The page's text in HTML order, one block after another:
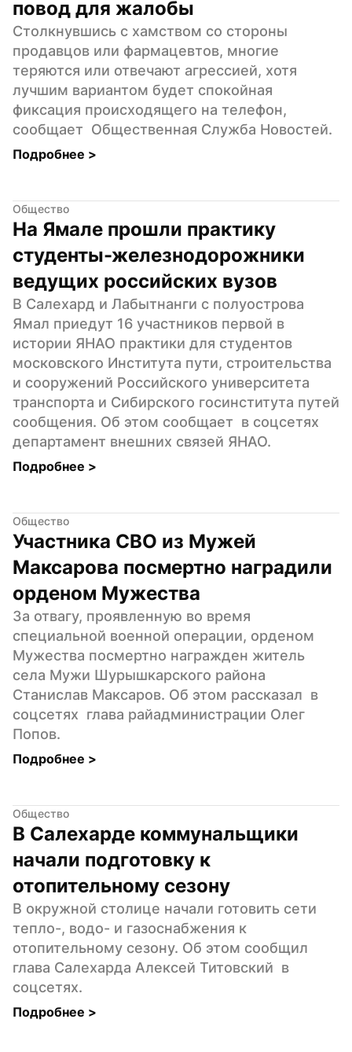
повод для жалобы
Столкнувшись с хамством со стороны
продавцов или фармацевтов, многие
теряются или отвечают агрессией, хотя
лучшим вариантом будет спокойная
фиксация происходящего на телефон,
сообщает  Общественная Служба Новостей.
Подробнее >
Общество
На Ямале прошли практику
студенты-железнодорожники
ведущих российских вузов
В Салехард и Лабытнанги с полуострова
Ямал приедут 16 участников первой в
истории ЯНАО практики для студентов
московского Института пути, строительства
и сооружений Российского университета
транспорта и Сибирского госинститута путей
сообщения. Об этом сообщает  в соцсетях
департамент внешних связей ЯНАО.
Подробнее >
Общество
Участника СВО из Мужей
Максарова посмертно наградили
орденом Мужества
За отвагу, проявленную во время
специальной военной операции, орденом
Мужества посмертно награжден житель
села Мужи Шурышкарского района
Станислав Максаров. Об этом рассказал  в
соцсетях  глава райадминистрации Олег
Попов.
Подробнее >
Общество
В Салехарде коммунальщики
начали подготовку к
отопительному сезону
В окружной столице начали готовить сети
тепло-, водо- и газоснабжения к
отопительному сезону. Об этом сообщил
глава Салехарда Алексей Титовский  в
соцсетях.
Подробнее >